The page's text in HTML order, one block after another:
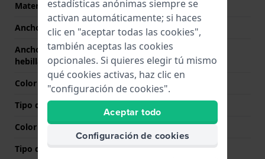
Material correa
Resina
Ancho de correa
22 mm
Ancho de correa en la
hebilla
22 mm
Color de correa
Negro
Tipo de cierre
Color del cierre
Negro
Tipo de montaje
Pasadores de resorte
estadísticas anónimas siempre se
activan automáticamente; si haces
clic en "aceptar todas las cookies",
también aceptas las cookies
opcionales. Si quieres elegir tú mismo
qué cookies activas, haz clic en
"configuración de cookies".
Aceptar todo
Configuración de cookies